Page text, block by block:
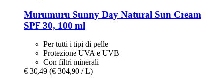
Murumuru Sunny Day Natural Sun Cream
SPF 30, 100 ml
Per tutti i tipi di pelle
Protezione UVA e UVB
Con filtri minerali
€ 30,49 (€ 304,90 / L)